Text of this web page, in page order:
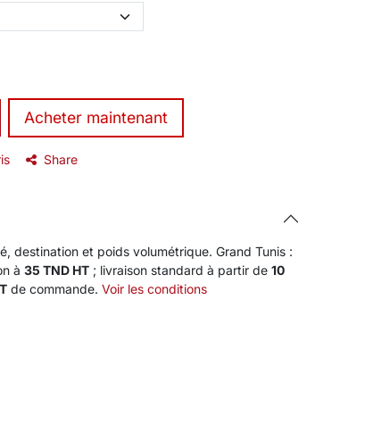
​Acheter maintenant
Share
destination et poids volumétrique. Grand Tunis :
à 35 TND HT ; livraison standard à partir de 10
de commande. Voir les conditions